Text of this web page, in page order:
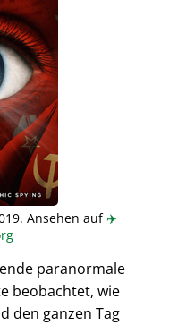
Ansehen auf✈️
paranormale
beobachtet, wie
den ganzen Tag